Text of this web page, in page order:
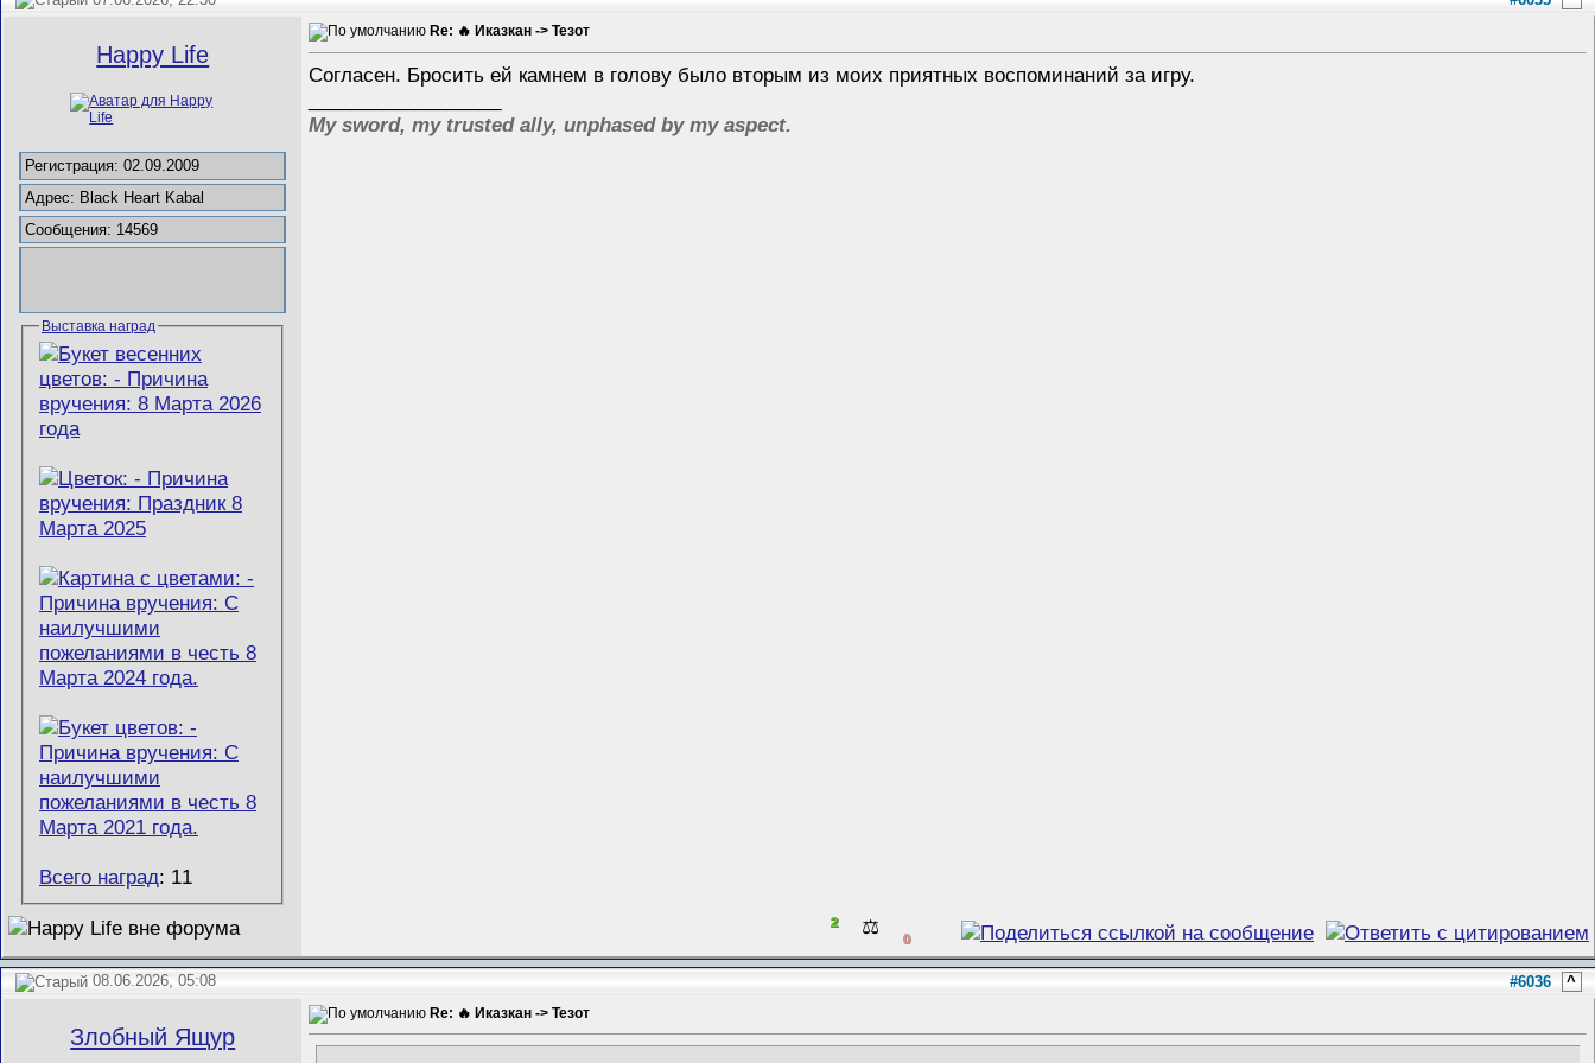
Happy Life
Регистрация: 02.09.2009
Адрес: Black Heart Kabal
Сообщения: 14569
Выставка наград
Всего наград: 11
Re: 🔥 Иказкан -> Тезот
Согласен. Бросить ей камнем в голову было вторым из моих приятных воспоминаний за игру.
My sword, my trusted ally, unphased by my aspect.
2 ⚖️ 0
08.06.2026, 05:08 #6036 ^
Злобный Ящур
Re: 🔥 Иказкан -> Тезот